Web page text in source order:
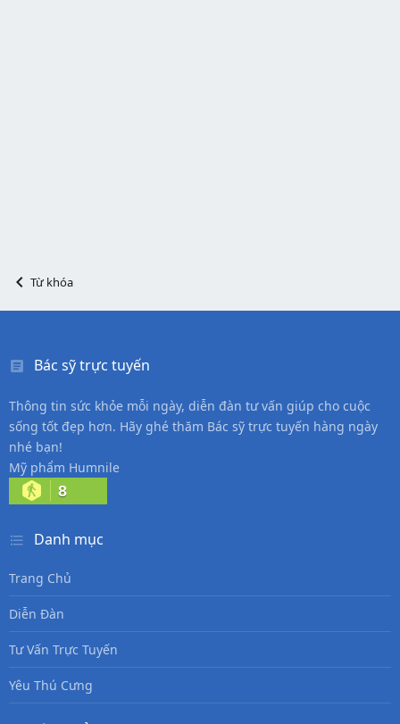
Từ khóa
Bác sỹ trực tuyến
Thông tin sức khỏe mỗi ngày, diễn đàn tư vấn giúp cho cuộc
sống tốt đẹp hơn. Hãy ghé thăm Bác sỹ trực tuyến hàng ngày
nhé bạn!
Mỹ phẩm Humnile
8
Danh mục
Trang Chủ
Diễn Đàn
Tư Vấn Trực Tuyến
Yêu Thú Cưng